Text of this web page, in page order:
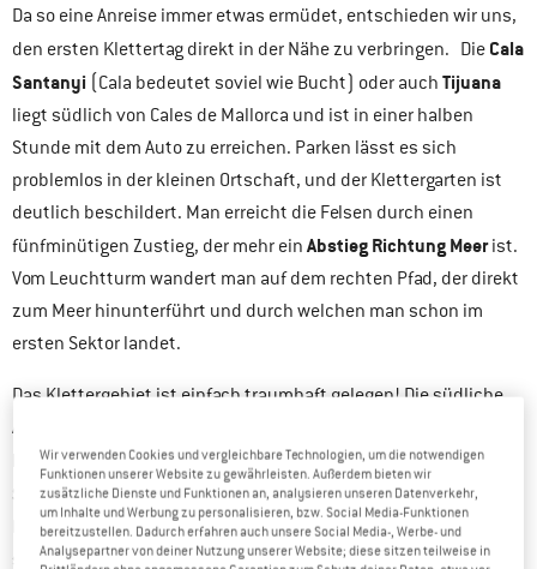
Da so eine Anreise immer etwas ermüdet, entschieden wir uns,
den ersten Klettertag direkt in der Nähe zu verbringen. Die Cala
Santanyi (Cala bedeutet soviel wie Bucht) oder auch Tijuana
liegt südlich von Cales de Mallorca und ist in einer halben
Stunde mit dem Auto zu erreichen. Parken lässt es sich
problemlos in der kleinen Ortschaft, und der Klettergarten ist
deutlich beschildert. Man erreicht die Felsen durch einen
fünfminütigen Zustieg, der mehr ein Abstieg Richtung Meerist.
Vom Leuchtturm wandert man auf dem rechten Pfad, der direkt
zum Meer hinunterführt und durch welchen man schon im
ersten Sektor landet.
Das Klettergebiet ist einfach traumhaft gelegen! Die südliche
Ausrichtung verspricht auch im November und Dezember noch
hervorragende Temperaturenund dankviel
Sonneneinstrahlungtankt man genug Vitamin D. Im Winter
kann man getrost auf den Sonnenhut verzichten, im Sommer
sollte er aber definitiv auf die Rübe. Im Hintergrund rauscht
Wir verwenden Cookies und vergleichbare Technologien, um die notwendigen
Funktionen unserer Website zu gewährleisten. Außerdem bieten wir
zusätzliche Dienste und Funktionen an, analysieren unseren Datenverkehr,
um Inhalte und Werbung zu personalisieren, bzw. Social Media-Funktionen
bereitzustellen. Dadurch erfahren auch unsere Social Media-, Werbe- und
Analysepartner von deiner Nutzung unserer Website; diese sitzen teilweise in